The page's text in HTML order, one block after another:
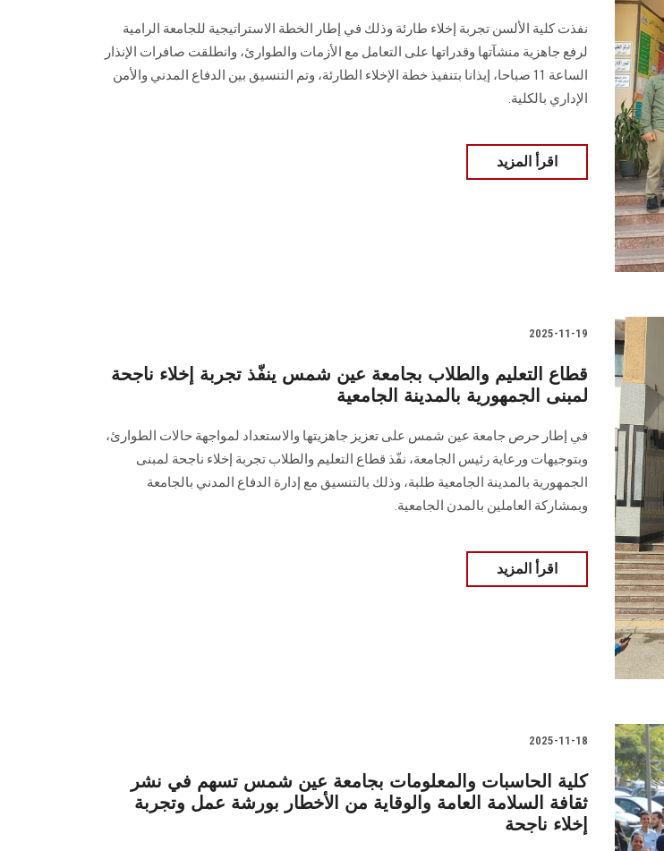
نفذت كلية الألسن تجربة إخلاء طارئة وذلك في إطار الخطة الاستراتيجية للجامعة الرامية
لرفع جاهزية منشآتها وقدراتها على التعامل مع الأزمات والطوارئ، وانطلقت صافرات الإنذار
الساعة 11 صباحا، إيذانا بتنفيذ خطة الإخلاء الطارئة، وتم التنسيق بين الدفاع المدني والأمن
الإداري بالكلية.
اقرأ المزيد
2025-11-19
قطاع التعليم والطلاب بجامعة عين شمس ينفّذ تجربة إخلاء ناجحة
لمبنى الجمهورية بالمدينة الجامعية
في إطار حرص جامعة عين شمس على تعزيز جاهزيتها والاستعداد لمواجهة حالات الطوارئ،
وبتوجيهات ورعاية رئيس الجامعة، نفّذ قطاع التعليم والطلاب تجربة إخلاء ناجحة لمبنى
الجمهورية بالمدينة الجامعية طلبة، وذلك بالتنسيق مع إدارة الدفاع المدني بالجامعة
وبمشاركة العاملين بالمدن الجامعية.
اقرأ المزيد
2025-11-18
كلية الحاسبات والمعلومات بجامعة عين شمس تسهم في نشر
ثقافة السلامة العامة والوقاية من الأخطار بورشة عمل وتجربة
إخلاء ناجحة